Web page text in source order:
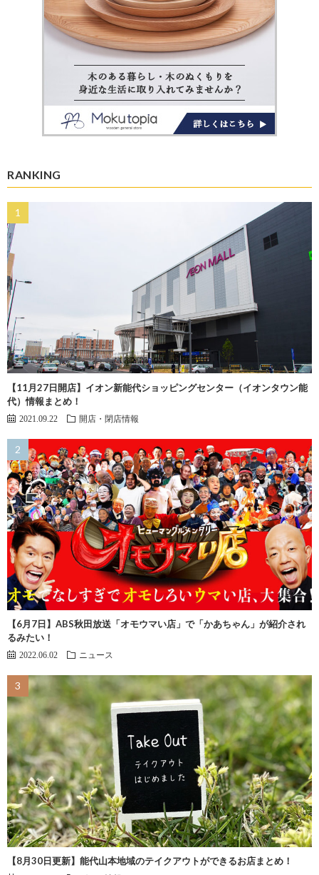
RANKING
【11月27日開店】イオン新能代ショッピングセンター（イオンタウン能
代）情報まとめ！
2021.09.22 開店・閉店情報
【6月7日】ABS秋田放送「オモウマい店」で「かあちゃん」が紹介され
るみたい！
2022.06.02 ニュース
【8月30日更新】能代山本地域のテイクアウトができるお店まとめ！